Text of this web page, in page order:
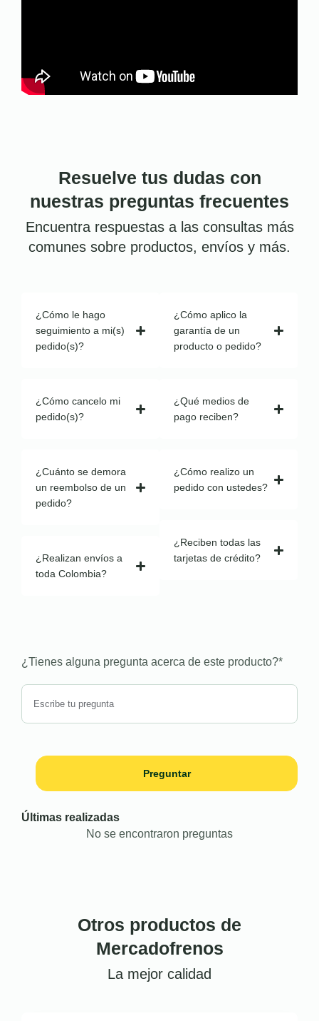
Resuelve tus dudas con
nuestras preguntas frecuentes
Encuentra respuestas a las consultas más
comunes sobre productos, envíos y más.
¿Cómo le hago
seguimiento a mi(s)
pedido(s)?
¿Cómo cancelo mi
pedido(s)?
¿Cuánto se demora
un reembolso de un
pedido?
¿Realizan envíos a
toda Colombia?
¿Cómo aplico la
garantía de un
producto o pedido?
¿Qué medios de
pago reciben?
¿Cómo realizo un
pedido con ustedes?
¿Reciben todas las
tarjetas de crédito?
¿Tienes alguna pregunta acerca de este producto?*
Preguntar
Últimas realizadas
No se encontraron preguntas
Otros productos de
Mercadofrenos
La mejor calidad